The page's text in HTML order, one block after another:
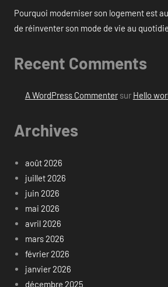
Pourquoi moderniser son logement est
de réinventer son mode de vie au
Recent Comments
A WordPress Commentersur Hello
Archives
août 2026
juillet 2026
juin 2026
mai 2026
avril 2026
mars 2026
février 2026
janvier 2026
décembre 2025